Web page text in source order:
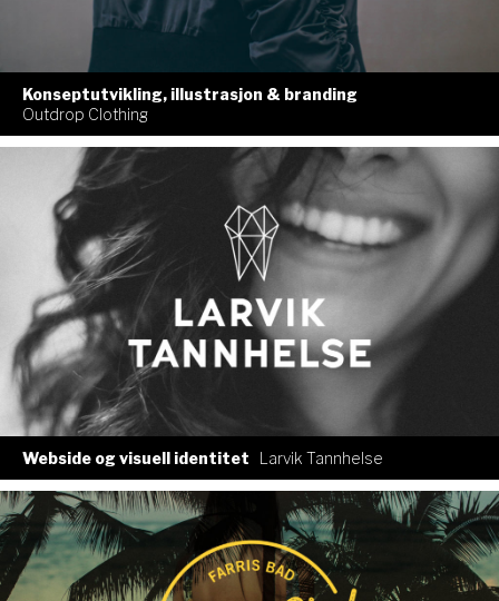
Konseptutvikling, illustrasjon & branding
Outdrop Clothing
Webside og visuell identitet Larvik Tannhelse